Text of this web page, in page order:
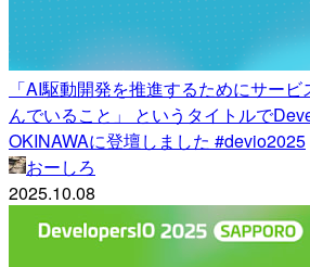
「AI駆動開発を推進するためにサー
んでいること」 というタイトルで
OKINAWAに登壇しました #devio2025
おーしろ
2025.10.08